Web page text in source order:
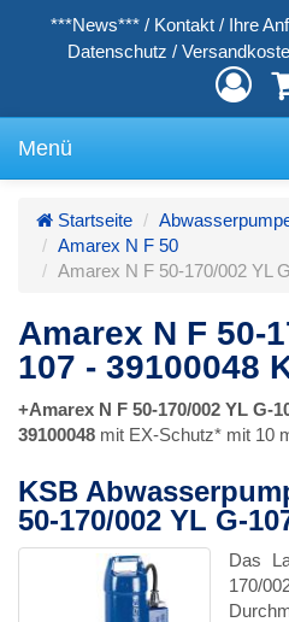
***News*** / Kontakt / Ihre
Datenschutz /
Menü
Startseite
Amarex N F 50
Amarex N F 50-170/002 YL
Amarex N F 50-
107 - 39100048
+Amarex N F 50-170/002 YL G-
39100048 mit EX-Schutz* mit 10
KSB
50-170/002 YL G-
Das
170/